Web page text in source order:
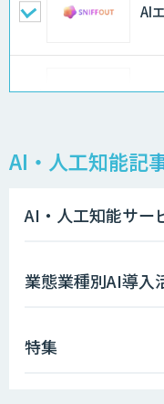
AI
デ
AI・人工知能記
AI・人工知能サー
業態業種別AI導入
特集